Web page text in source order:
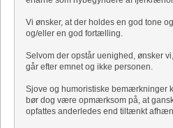
Vi ønsker, at der holdes en god tone
og/eller en god fortælling.
Selvom der opstår uenighed, ønsker
går efter emnet og ikke personen.
Sjove og humoristiske bemærkninger
bør dog være opmærksom på, at
opfattes anderledes end tiltænkt